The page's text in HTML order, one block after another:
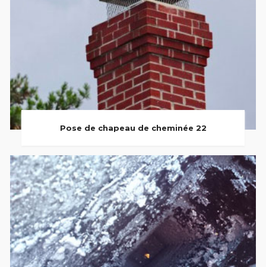
Pose de chapeau de cheminée 22